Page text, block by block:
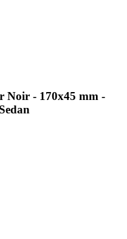
Noir - 170x45 mm -